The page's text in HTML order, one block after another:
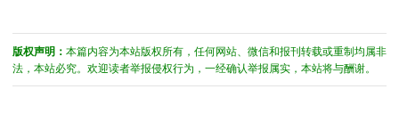
版权声明： 本篇内容为本站版权所有，任何网站、微信和报刊转载或重制均属非
法，本站必究。欢迎读者举报侵权行为，一经确认举报属实，本站将与酬谢。